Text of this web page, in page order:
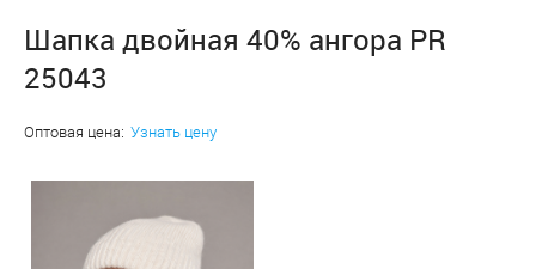
Шапка двойная 40% ангора PR
25043
Оптовая цена: Узнать цену